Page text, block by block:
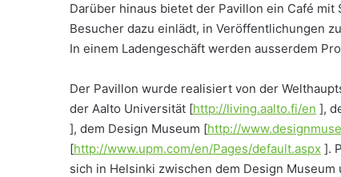
Darüber hinaus bietet der Pavillon ein Café
Besucher dazu einlädt, in Veröffentlichungen
In einem Ladengeschäft werden ausserdem
Der Pavillon wurde realisiert von der
der Aalto Universität [http://living.aalto.fi/en ],
], dem Design Museum [http://
[http://www.upm.com/en/Pages/default.aspx ].
sich in Helsinki zwischen dem Design